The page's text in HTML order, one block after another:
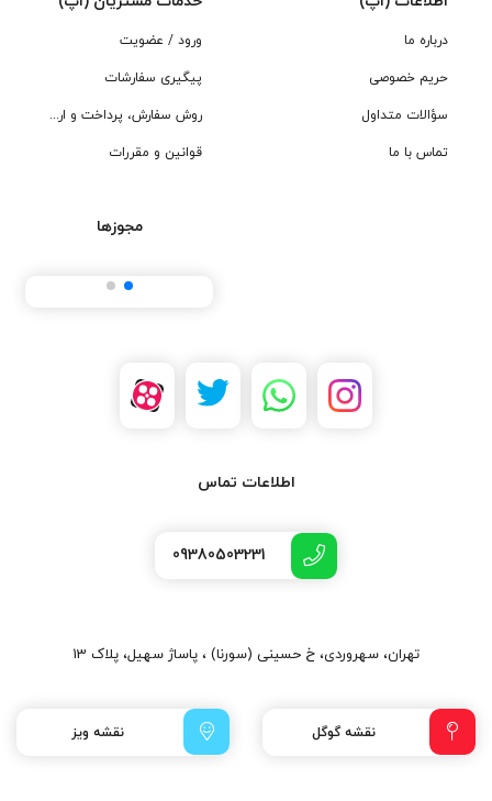
درباره ما
حریم خصوصی
سؤالات متداول
تماس با ما
ورود / عضویت
پیگیری سفارشات
روش سفارش، پرداخت و ارسال
قوانین و مقررات
مجوزها
اطلاعات تماس
09380503231
تهران، سهروردی، خ حسینی (سورنا) ، پاساژ سهیل، پلاک 13
نقشه گوگل نقشه ویز